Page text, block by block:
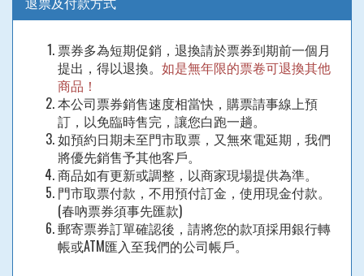
票券多為短期促銷，退換請於票券到期前一個月
提出，得以退換。 如是無年限的票卷可退換其他
商品！
本公司票券銷售速度相當快，購票請事線上預
訂，以免臨時售完，讓您白跑一趟。
如預約日期未至門市取票，又無來電延期，我們
將優先銷售予其他客戶。
商品如有更新或調整，以商家現場提供為準。
門市取票付款，不用預付訂金，使用現金付款。
(春吶票券須事先匯款)
郵寄票券訂單確認後，請將您的款項採用銀行轉
帳或ATM匯入至我們的公司帳戶。